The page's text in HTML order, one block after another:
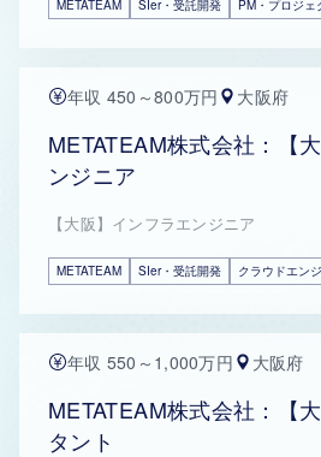
METATEAM SIer・受託開発 PM・プロジェ
年収 450～800万円 大阪府
METATEAM株式会社：【
ンジニア
【大阪】インフラエンジニア
METATEAM SIer・受託開発 クラウドエン
年収 550～1,000万円 大阪府
METATEAM株式会社：【
タント